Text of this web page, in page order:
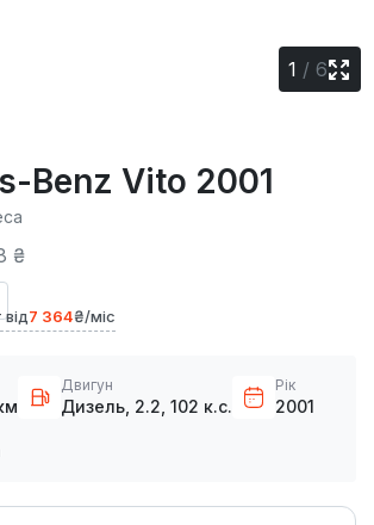
1 / 6
Benz Vito 2001
₴
7 364₴/міс
Двигун
Дизель, 2.2, 102 к.с.
Рік
2001